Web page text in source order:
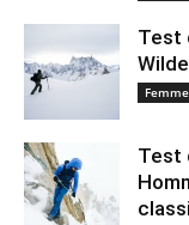
Test
Test